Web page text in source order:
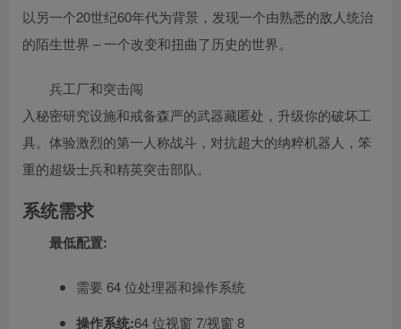
以另一个20世纪60年代为背景，发现一个由熟悉的敌人统治
的陌生世界 – 一个改变和扭曲了历史的世界。
兵工厂和突击闯
入秘密研究设施和戒备森严的武器藏匿处，升级你的破坏工
具。体验激烈的第一人称战斗，对抗超大的纳粹机器人，笨
重的超级士兵和精英突击部队。
系统需求
最低配置:
需要 64 位处理器和操作系统
操作系统:64 位视窗 7/视窗 8